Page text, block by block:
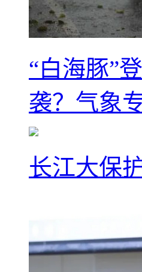
“白海豚”
袭？气象
长江大保